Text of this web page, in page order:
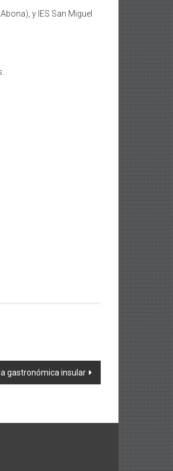
y IES San Miguel
gastronómica insular